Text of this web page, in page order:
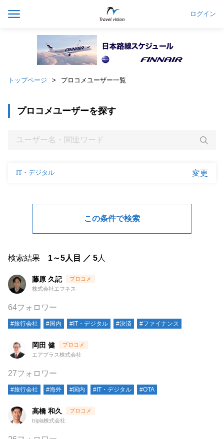
ログイン
トップページ プロコメユーザー一覧
プロコメユーザーを探す
検索結果 1～5人目 ／ 5人
藤原 久記
株式会社エフネス
64フォロワー
#旅行会社 #国内 #IT・デジタル #決済 #ファイナンス
岡田 健
エアプラス株式会社
27フォロワー
#旅行会社 #海外 #国内 #IT・デジタル #OTA
高橋 和久
tripla株式会社